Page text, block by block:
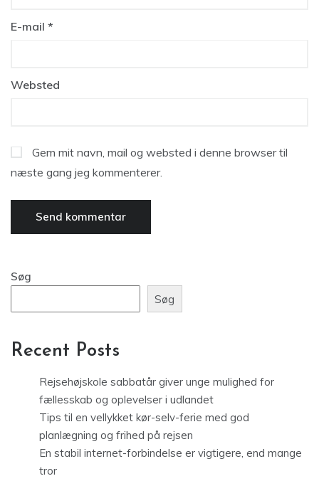
E-mail *
Websted
Gem mit navn, mail og websted i denne browser til
næste gang jeg kommenterer.
Søg
Søg
Recent Posts
Rejsehøjskole sabbatår giver unge mulighed for
fællesskab og oplevelser i udlandet
Tips til en vellykket kør-selv-ferie med god
planlægning og frihed på rejsen
En stabil internet-forbindelse er vigtigere, end mange
tror